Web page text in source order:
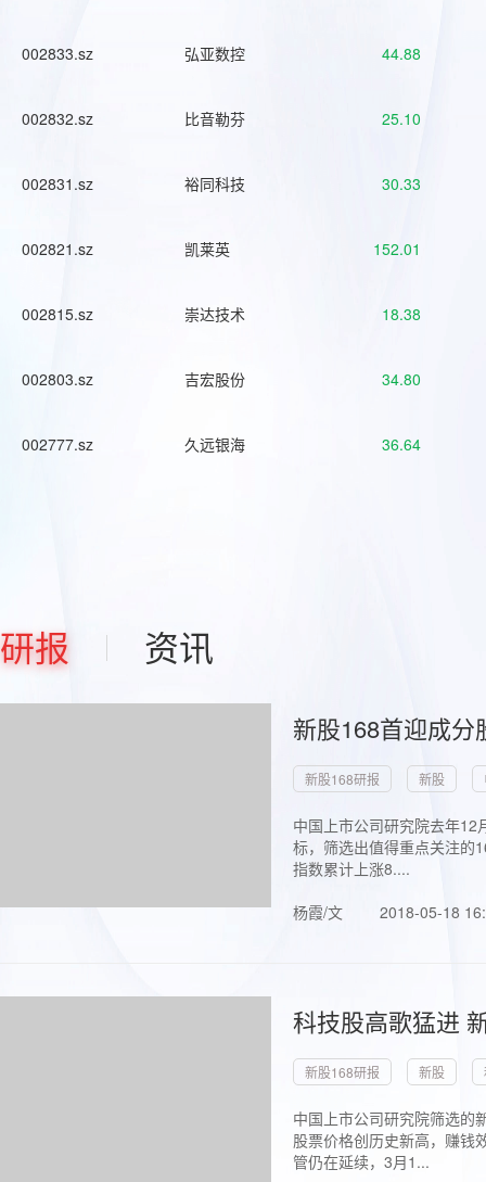
002833.sz 弘亚数控 44.88
002832.sz 比音勒芬 25.10
002831.sz 裕同科技 30.33
002821.sz 凯莱英 152.01
002815.sz 崇达技术 18.38
002803.sz 吉宏股份 34.80
002777.sz 久远银海 36.64
研报 资讯
新股168首迎成
新股168研报 新股
中国上市公司研究院去年
标，筛选出值得重点关注的
指数累计上涨8....
杨霞/文
2018-05-18
科技股高歌猛进
新股168研报 新股
中国上市公司研究院筛选的
股票价格创历史新高，赚钱
管仍在延续，3月1...